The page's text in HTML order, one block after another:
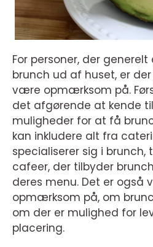
For personer, der
brunch ud af huset, er
være opmærksom på.
det afgørende at kende
muligheder for at få
kan inkludere alt fra
specialiserer sig i brunch,
cafeer, der tilbyder
deres menu. Det er
opmærksom på, om
om der er mulighed for
placering.